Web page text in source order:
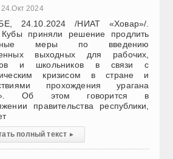
24.Окт 2024
24.10.2024 /НИАТ «Ховар»/.
Кубы приняли решение продлить
меры по введению
выходных для рабочих,
и школьников в связи с
кризисом в стране и
прохождения урагана
Об этом говорится в
правительства республики,
полный текст ▸